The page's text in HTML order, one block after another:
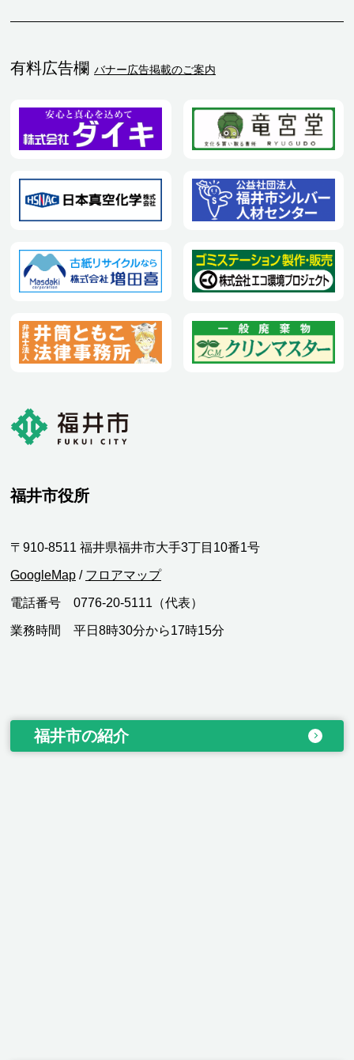
有料広告欄 バナー広告掲載のご案内
福井市役所
〒910-8511 福井県福井市大手3丁目10番1号
GoogleMap / フロアマップ
電話番号 0776-20-5111（代表）
業務時間 平日8時30分から17時15分
福井市の紹介